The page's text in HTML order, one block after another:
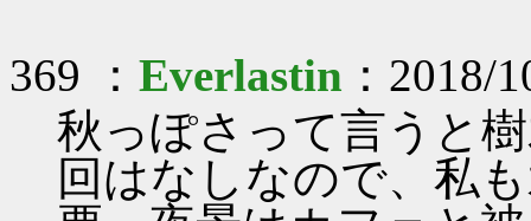
369 ： Everlastin ：2018/
秋っぽさって言うと
回はなしなので、私